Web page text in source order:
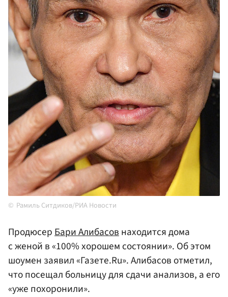
Рамиль Ситдиков/РИА Новости
ПродюсерБари Алибасовнаходится дома
с женой в «100% хорошем состоянии». Об этом
шоумен заявил «Газете.Ru». Алибасов отметил,
что посещал больницу для сдачи анализов, а его
«уже похоронили».